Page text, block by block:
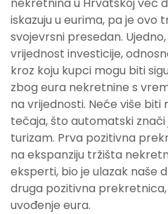
iskazuju u eurima, pa je ovo
svojevrsni presedan.
vrijednost investicije,
kroz koju kupci mogu biti
zbog eura nekretnine s
na vrijednosti. Neće više biti
tečaja, što automatski
turizam. Prva pozitivna
na ekspanziju tržišta
eksperti, bio je ulazak naše
druga pozitivna
uvođenje eura.